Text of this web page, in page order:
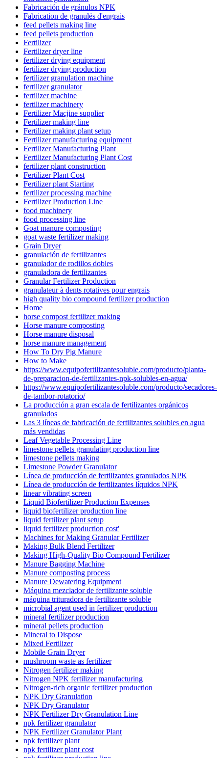
Fabricación de gránulos NPK
Fabrication de granulés d'engrais
feed pellets making line
feed pellets production
Fertilizer
Fertilizer dryer line
fertilizer drying equipment
fertilizer drying production
fertilizer granulation machine
fertilizer granulator
fertilizer machine
fertilizer machinery
Fertilizer Macjine supplier
Fertilizer making line
Fertilizer making plant setup
Fertilizer manufacturing equipment
Fertilizer Manufacturing Plant
Fertilizer Manufacturing Plant Cost
fertilizer plant construction
Fertilizer Plant Cost
Fertilizer plant Starting
fertilizer processing machine
Fertilizer Production Line
food machinery
food processing line
Goat manure composting
goat waste fertilizer making
Grain Dryer
granulación de fertilizantes
granulador de rodillos dobles
granuladora de fertilizantes
Granular Fertilizer Production
granulateur à dents rotatives pour engrais
high quality bio compound fertilizer production
Home
horse compost fertilizer making
Horse manure composting
Horse manure disposal
horse manure management
How To Dry Pig Manure
How to Make
https://www.equipofertilizantesoluble.com/producto/planta-
de-preparacion-de-fertilizantes-npk-solubles-en-agua/
https://www.equipofertilizantesoluble.com/producto/secadores-
de-tambor-rotatorio/
La producción a gran escala de fertilizantes orgánicos
granulados
Las 3 líneas de fabricación de fertilizantes solubles en agua
más vendidas
Leaf Vegetable Processing Line
limestone pellets granulating production line
limestone pellets making
Limestone Powder Granulator
Línea de producción de fertilizantes granulados NPK
Línea de producción de fertilizantes líquidos NPK
linear vibrating screen
Liquid Biofertilizer Production Expenses
liquid biofertilizer production line
liquid fertilizer plant setup
liquid fertilizer production cost'
Machines for Making Granular Fertilizer
Making Bulk Blend Fertilizer
Making High-Quality Bio Compound Fertilizer
Manure Bagging Machine
Manure composting process
Manure Dewatering Equipment
Máquina mezclador de fertilizante soluble
máquina trituradora de fertilizante soluble
microbial agent used in fertilizer production
mineral fertilizer production
mineral pellets production
Mineral to Dispose
Mixed Fertilizer
Mobile Grain Dryer
mushroom waste as fertilizer
Nitrogen fertilizer making
Nitrogen NPK fertilizer manufacturing
Nitrogen-rich organic fertilizer production
NPK Dry Granulation
NPK Dry Granulator
NPK Fertilizer Dry Granulation Line
npk fertilizer granulator
NPK Fertilizer Granulator Plant
npk fertilizer plant
npk fertilizer plant cost